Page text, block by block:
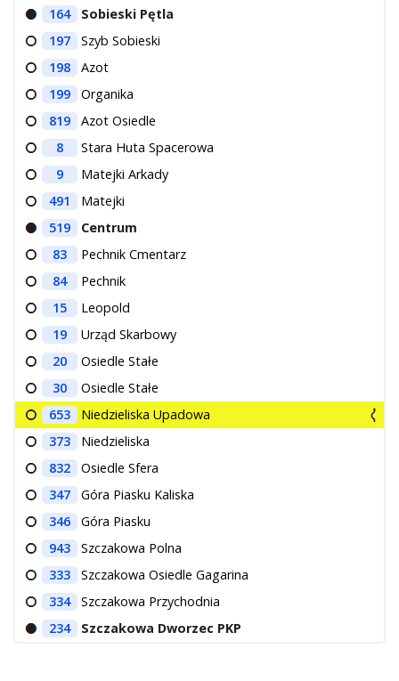
164
Sobieski Pętla
197
Szyb Sobieski
198
Azot
199
Organika
819
Azot Osiedle
8
Stara Huta Spacerowa
9
Matejki Arkady
491
Matejki
519
Centrum
83
Pechnik Cmentarz
84
Pechnik
15
Leopold
19
Urząd Skarbowy
20
Osiedle Stałe
30
Osiedle Stałe
653
Niedzieliska Upadowa
373
Niedzieliska
832
Osiedle Sfera
347
Góra Piasku Kaliska
346
Góra Piasku
943
Szczakowa Polna
333
Szczakowa Osiedle Gagarina
334
Szczakowa Przychodnia
234
Szczakowa Dworzec PKP